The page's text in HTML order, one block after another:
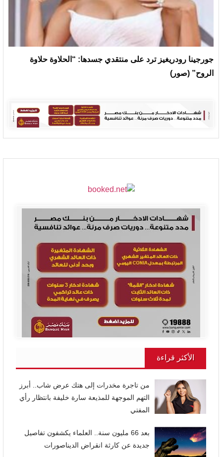
جورجينا رودريغيز ترد على منتقدي جسدها: “الحلاوة حلاوة
الروح” (صور)
الأكثر قراءة
من تاجرة مخدرات إلى هتك عرض شاب.. أبرز
التهم الموجهة للمذيعة سارة خليفة بانتظار رأي
المفتي
بعد 66 مليون سنة.. العلماء يكشفون تفاصيل
جديدة عن كارثة انقراض الديناصورات